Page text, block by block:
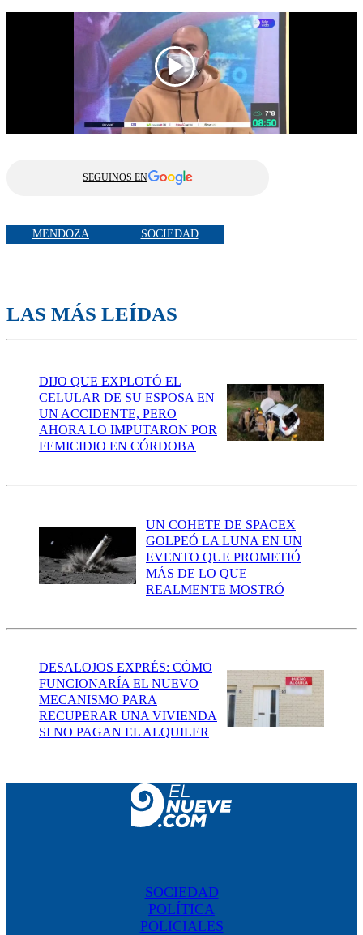
SEGUINOS EN
MENDOZA SOCIEDAD
LAS MÁS LEÍDAS
DIJO QUE EXPLOTÓ EL
CELULAR DE SU ESPOSA EN
UN ACCIDENTE, PERO
AHORA LO IMPUTARON POR
FEMICIDIO EN CÓRDOBA
UN COHETE DE SPACEX
GOLPEÓ LA LUNA EN UN
EVENTO QUE PROMETIÓ
MÁS DE LO QUE
REALMENTE MOSTRÓ
DESALOJOS EXPRÉS: CÓMO
FUNCIONARÍA EL NUEVO
MECANISMO PARA
RECUPERAR UNA VIVIENDA
SI NO PAGAN EL ALQUILER
SOCIEDAD
POLÍTICA
POLICIALES